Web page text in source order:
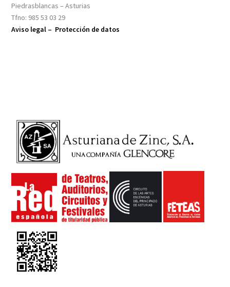
Piedrasblancas – Asturias
Tfno: 985 53 03 29
Aviso legal – Protección de datos